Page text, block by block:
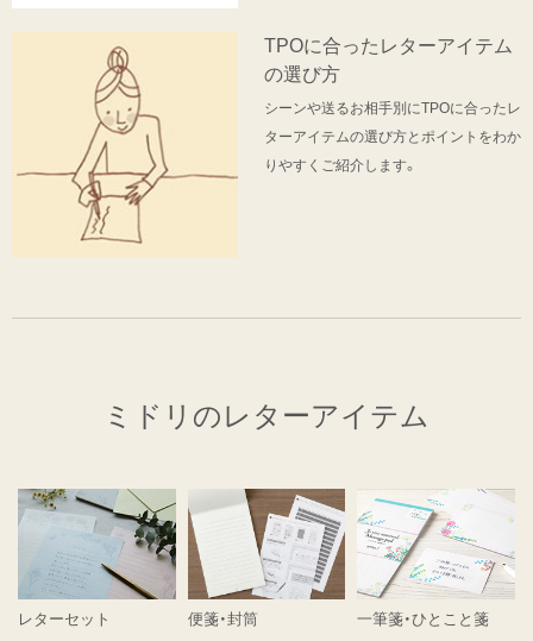
TPOに合ったレターアイテム
の選び方
シーンや送るお相手別にTPOに合ったレ
ターアイテムの選び方とポイントをわか
りやすくご紹介します。
ミドリのレターアイテム
レターセット 便箋・封筒 一筆箋・ひとこと箋